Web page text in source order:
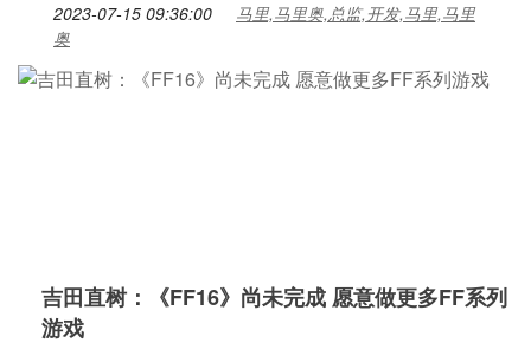
2023-07-15 09:36:00
马里,马里奥,总监,开发,马里,马里
奥
吉田直树：《FF16》尚未完成 愿意做更多FF系列
游戏